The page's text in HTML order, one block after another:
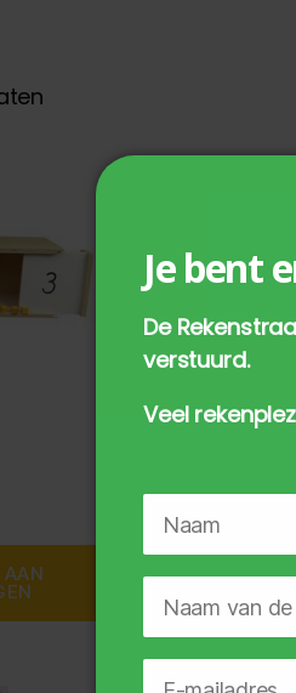
populariteit
€8,00
Je bent
De
verstuurd.
Veel